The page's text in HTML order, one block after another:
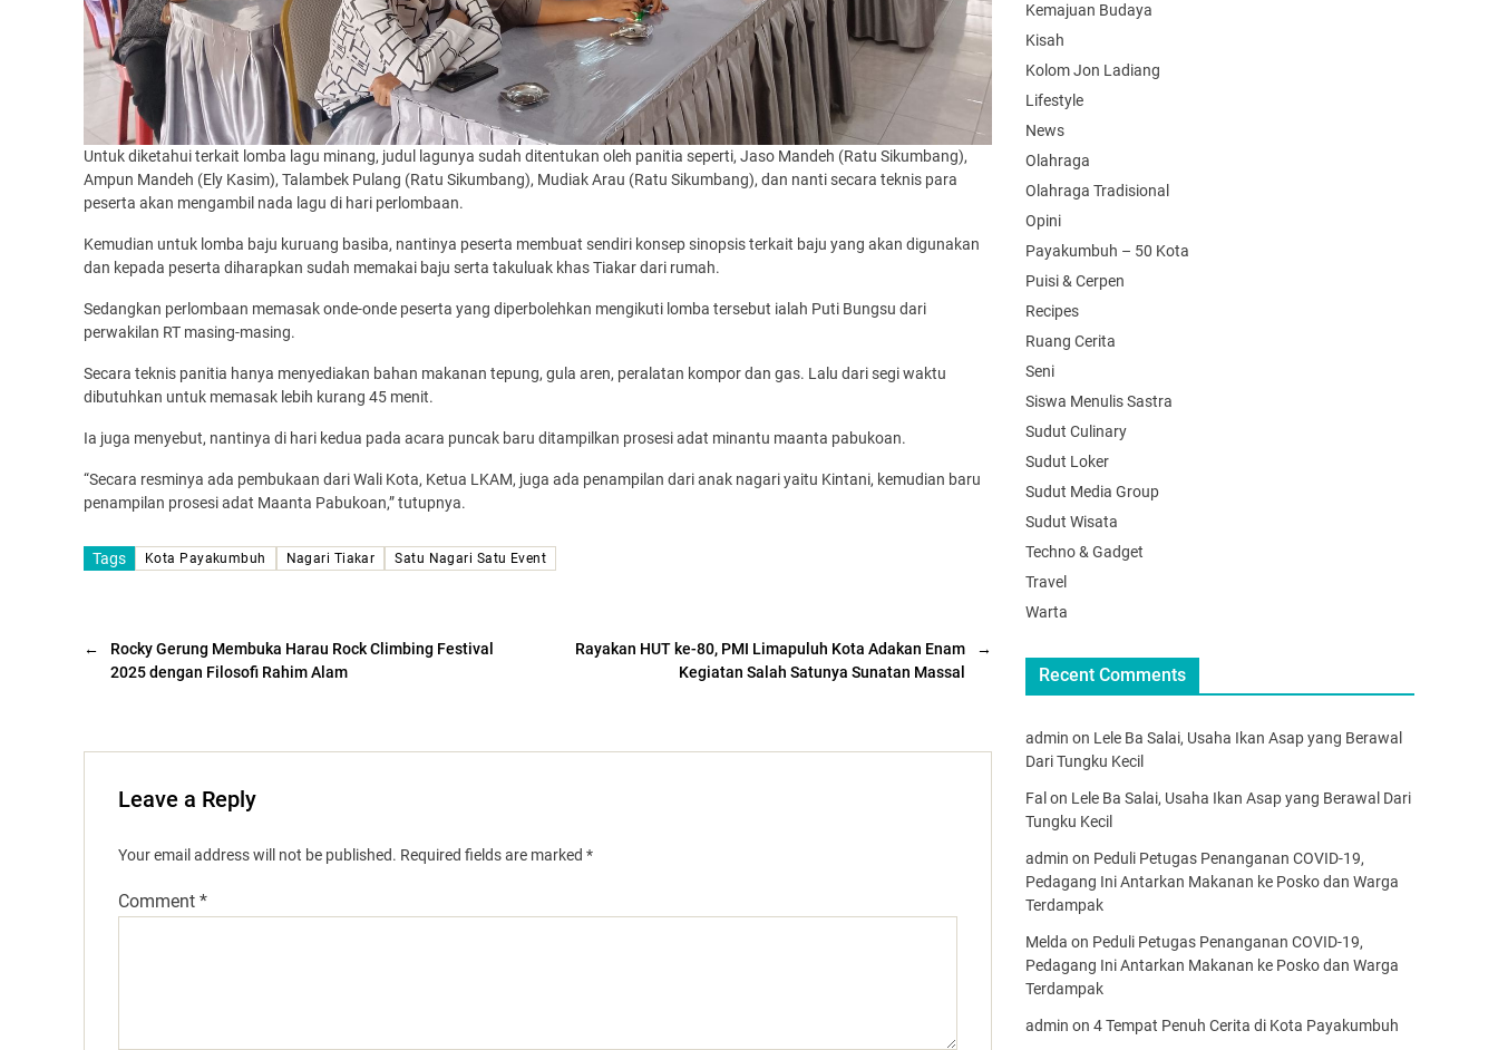
Untuk diketahui terkait lomba lagu minang, judul lagunya sudah ditentukan oleh panitia seperti, Jaso Mandeh (Ratu Sikumbang),
Ampun Mandeh (Ely Kasim), Talambek Pulang (Ratu Sikumbang), Mudiak Arau (Ratu Sikumbang), dan nanti secara teknis para
peserta akan mengambil nada lagu di hari perlombaan.
Kemudian untuk lomba baju kuruang basiba, nantinya peserta membuat sendiri konsep sinopsis terkait baju yang akan digunakan
dan kepada peserta diharapkan sudah memakai baju serta takuluak khas Tiakar dari rumah.
Sedangkan perlombaan memasak onde-onde peserta yang diperbolehkan mengikuti lomba tersebut ialah Puti Bungsu dari
perwakilan RT masing-masing.
Secara teknis panitia hanya menyediakan bahan makanan tepung, gula aren, peralatan kompor dan gas. Lalu dari segi waktu
dibutuhkan untuk memasak lebih kurang 45 menit.
Ia juga menyebut, nantinya di hari kedua pada acara puncak baru ditampilkan prosesi adat minantu maanta pabukoan.
“Secara resminya ada pembukaan dari Wali Kota, Ketua LKAM, juga ada penampilan dari anak nagari yaitu Kintani, kemudian baru
penampilan prosesi adat Maanta Pabukoan,” tutupnya.
Tags Kota Payakumbuh Nagari Tiakar Satu Nagari Satu Event
←
Rocky Gerung Membuka Harau Rock Climbing Festival
2025 dengan Filosofi Rahim Alam
→
Rayakan HUT ke-80, PMI Limapuluh Kota Adakan Enam
Kegiatan Salah Satunya Sunatan Massal
Leave a Reply
Your email address will not be published. Required fields are marked *
Comment *
Kemajuan Budaya
Kisah
Kolom Jon Ladiang
Lifestyle
News
Olahraga
Olahraga Tradisional
Opini
Payakumbuh – 50 Kota
Puisi & Cerpen
Recipes
Ruang Cerita
Seni
Siswa Menulis Sastra
Sudut Culinary
Sudut Loker
Sudut Media Group
Sudut Wisata
Techno & Gadget
Travel
Warta
Recent Comments
admin on Lele Ba Salai, Usaha Ikan Asap yang Berawal
Dari Tungku Kecil
Fal on Lele Ba Salai, Usaha Ikan Asap yang Berawal Dari
Tungku Kecil
admin on Peduli Petugas Penanganan COVID-19,
Pedagang Ini Antarkan Makanan ke Posko dan Warga
Terdampak
Melda on Peduli Petugas Penanganan COVID-19,
Pedagang Ini Antarkan Makanan ke Posko dan Warga
Terdampak
admin on 4 Tempat Penuh Cerita di Kota Payakumbuh